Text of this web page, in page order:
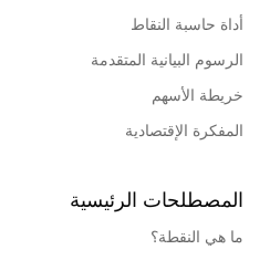
أداة حاسبة النقاط
الرسوم البيانية المتقدمة
خريطة الأسهم
المفكرة الإقتصادية
المصطلحات الرئيسية
ما هي النقطة؟